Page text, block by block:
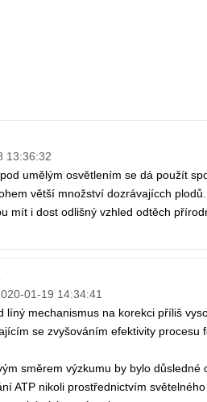
13:36:32
umělým osvětlením se dá použít
větší množství dozrávajícch plodů.
mít i dost odlišný vzhled odtěch
01-19 14:34:41
líný mechanismus na korekci příliš
se zvyšováním efektivity procesu
směrem výzkumu by bylo
ATP nikoli prostřednictvím